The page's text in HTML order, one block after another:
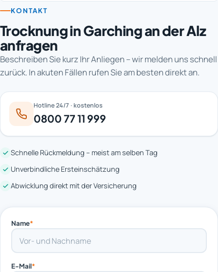
KONTAKT
Trocknung in Garching an der Alz
anfragen
Beschreiben Sie kurz Ihr Anliegen – wir melden uns schnell
zurück. In akuten Fällen rufen Sie am besten direkt an.
Hotline 24/7 · kostenlos
0800 77 11 999
Schnelle Rückmeldung – meist am selben Tag
Unverbindliche Ersteinschätzung
Abwicklung direkt mit der Versicherung
Name*
E-Mail*